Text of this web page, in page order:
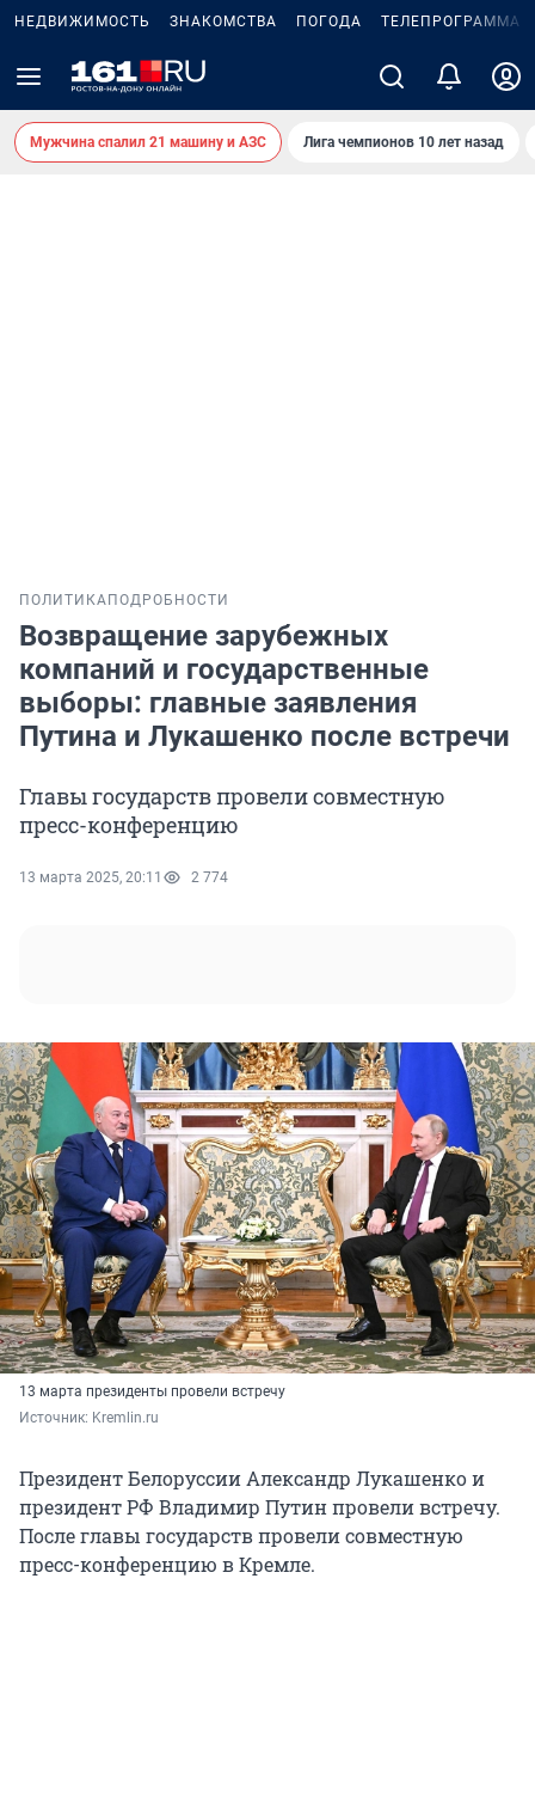
НЕДВИЖИМОСТЬ ЗНАКОМСТВА ПОГОДА ТЕЛЕПРОГРАММА
Мужчина спалил 21 машину и АЗС Лига чемпионов 10 лет назад
ПОЛИТИКА ПОДРОБНОСТИ
Возвращение зарубежных
компаний и государственные
выборы: главные заявления
Путина и Лукашенко после встречи
Главы государств провели совместную
пресс-конференцию
13 марта 2025, 20:11 2 774
13 марта президенты провели встречу
Источник: Kremlin.ru
Президент Белоруссии Александр Лукашенко и
президент РФ Владимир Путин провели встречу.
После главы государств провели совместную
пресс-конференцию в Кремле.